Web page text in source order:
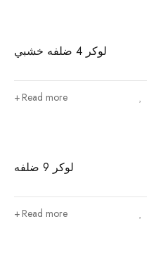
لوكر 4 ضلفه خشبي
Read more
لوكر 9 ضلفه
Read more